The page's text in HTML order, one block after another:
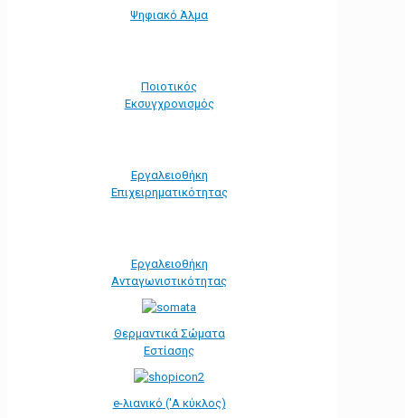
Ψηφιακό Άλμα
Ποιοτικός
Εκσυγχρονισμός
Εργαλειοθήκη
Eπιχειρηματικότητας
Εργαλειοθήκη
Ανταγωνιστικότητας
Θερμαντικά Σώματα
Εστίασης
e-λιανικό ('Α κύκλος)